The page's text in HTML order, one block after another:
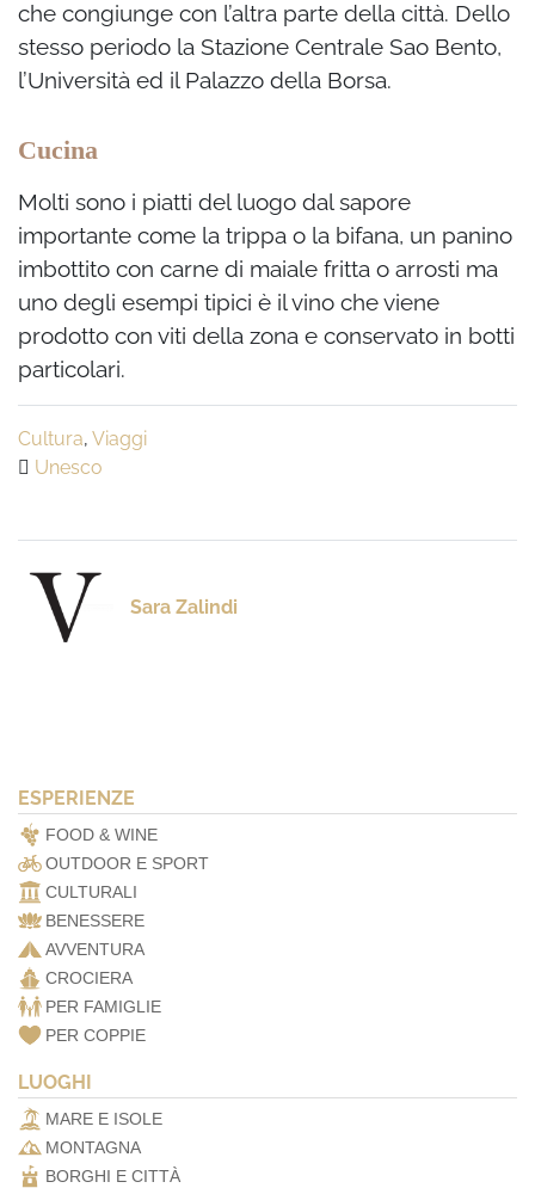
che congiunge con l’altra parte della città. Dello
stesso periodo la Stazione Centrale Sao Bento,
l’Università ed il Palazzo della Borsa.
Cucina
Molti sono i piatti del luogo dal sapore
importante come la trippa o la bifana, un panino
imbottito con carne di maiale fritta o arrosti ma
uno degli esempi tipici è il vino che viene
prodotto con viti della zona e conservato in botti
particolari.
Cultura, Viaggi
Unesco
Sara Zalindi
ESPERIENZE
FOOD & WINE
OUTDOOR E SPORT
CULTURALI
BENESSERE
AVVENTURA
CROCIERA
PER FAMIGLIE
PER COPPIE
LUOGHI
MARE E ISOLE
MONTAGNA
BORGHI E CITTÀ